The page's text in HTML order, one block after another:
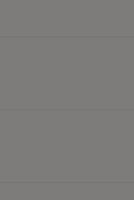
Bred öppning för